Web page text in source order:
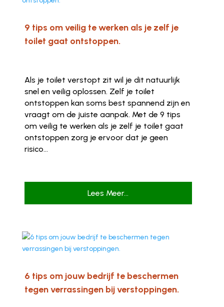
9 tips om veilig te werken als je zelf je
toilet gaat ontstoppen.
Als je toilet verstopt zit wil je dit natuurlijk
snel en veilig oplossen. Zelf je toilet
ontstoppen kan soms best spannend zijn en
vraagt om de juiste aanpak. Met de 9 tips
om veilig te werken als je zelf je toilet gaat
ontstoppen zorg je ervoor dat je geen
risico...
Lees Meer...
6 tips om jouw bedrijf te beschermen
tegen verrassingen bij verstoppingen.